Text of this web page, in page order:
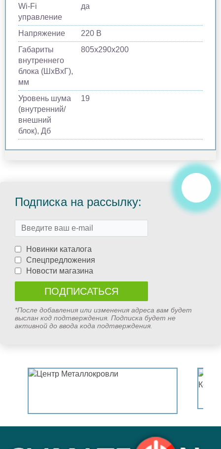
Wi-Fi
управление
да
Напряжение
220 В
Габариты
внутреннего
блока (ШхВхГ),
мм
805х290х200
Уровень шума
(внутренний/
внешний
блок), Дб
19
Подписка на рассылку:
Новинки каталога
Спецпредложения
Новости магазина
*После добавления или изменения адреса вам будет
выслан код подтверждения. Подписка будет не
активной до ввода кода подтверждения.